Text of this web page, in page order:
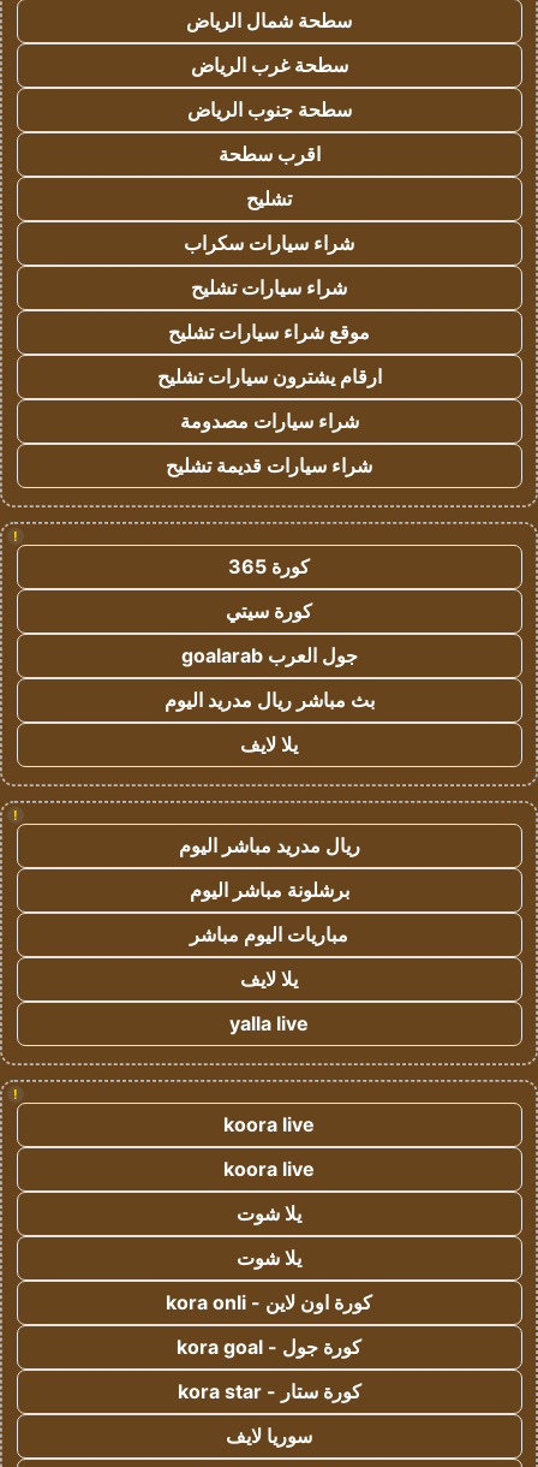
سطحة شمال الرياض
سطحة غرب الرياض
سطحة جنوب الرياض
اقرب سطحة
تشليح
شراء سيارات سكراب
شراء سيارات تشليح
موقع شراء سيارات تشليح
ارقام يشترون سيارات تشليح
شراء سيارات مصدومة
شراء سيارات قديمة تشليح
!
كورة 365
كورة سيتي
جول العرب goalarab
بث مباشر ريال مدريد اليوم
يلا لايف
!
ريال مدريد مباشر اليوم
برشلونة مباشر اليوم
مباريات اليوم مباشر
يلا لايف
yalla live
!
koora live
koora live
يلا شوت
يلا شوت
كورة اون لاين - kora onli
كورة جول - kora goal
كورة ستار - kora star
سوريا لايف